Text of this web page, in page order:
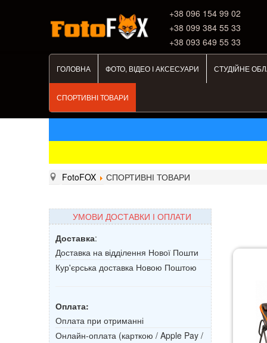
+38 ‎096 154 99 02
+38 099 384 55 33
+38 093 649 55 33
ГОЛОВНА ФОТО, ВІДЕО І АКСЕСУАРИ СТУДІЙНЕ
СПОРТИВНІ ТОВАРИ
FotoFOX СПОРТИВНІ ТОВАРИ
УМОВИ ДОСТАВКИ І ОПЛАТИ
Доставка:
Доставка на відділення Нової Пошти
Кур'єрська доставка Новою Поштою
Оплата:
Оплата при отриманні
Онлайн-оплата (карткою / Apple Pay /